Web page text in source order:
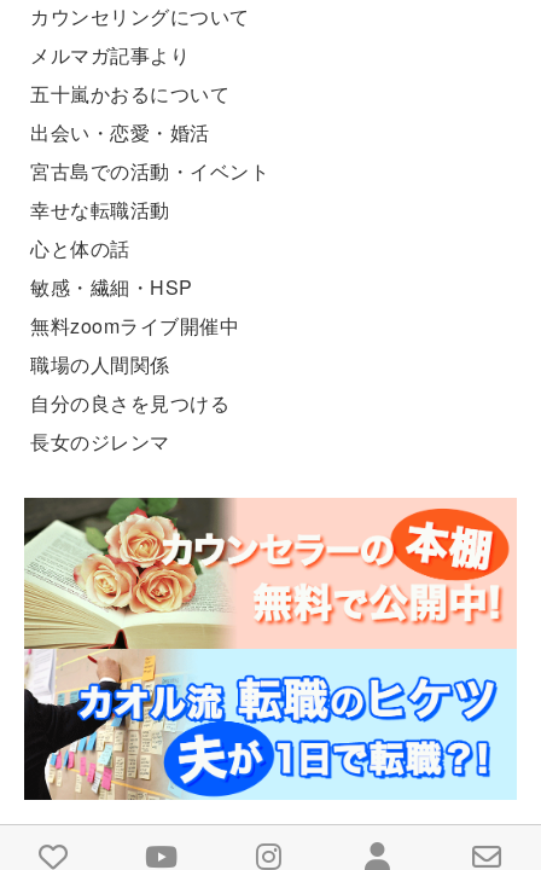
カウンセリングについて
メルマガ記事より
五十嵐かおるについて
出会い・恋愛・婚活
宮古島での活動・イベント
幸せな転職活動
心と体の話
敏感・繊細・HSP
無料zoomライブ開催中
職場の人間関係
自分の良さを見つける
長女のジレンマ